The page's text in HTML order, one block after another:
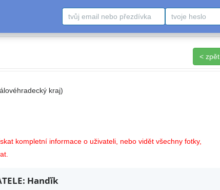
< zpět
kraj)
kompletní informace o uživateli, nebo vidět všechny fotky,
Hanďík